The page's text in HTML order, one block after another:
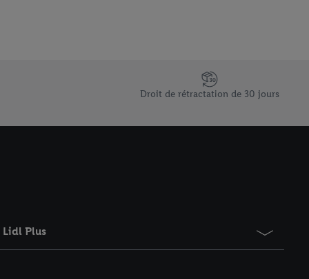
Droit de rétractation de 30 jours
Lidl Plus